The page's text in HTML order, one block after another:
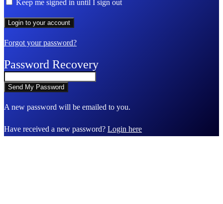
Keep me signed in until I sign out
Forgot your password?
Password Recovery
A new password will be emailed to you.
Have received a new password? Login here